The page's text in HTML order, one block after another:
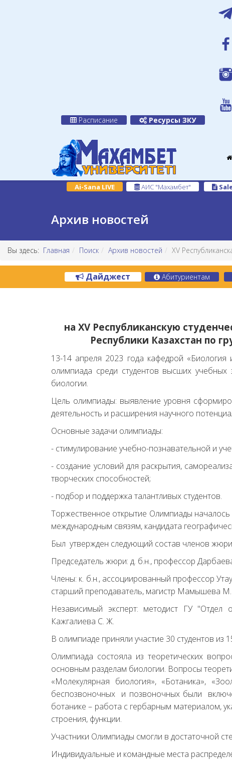
Расписание Ресурсы ЗКУ
Ai-Sana LIVE АИС "Махамбет"
Архив новостей
Вы здесь: Главная Поиск Архив новостей XV
Дайджест Абитуриентам
на XV Республиканскую
Республики Казахстан по
13-14 апреля 2023 года кафедрой «Биология
олимпиада среди студентов высших учебных
биологии.
Цель олимпиады: выявление уровня
деятельность и расширения научного
Основные задачи олимпиады:
- стимулирование учебно-познавательной и
- создание условий для раскрытия,
творческих способностей;
- подбор и поддержка талантливых студентов.
Торжественное открытие Олимпиады началось
международным связям, кандидата
Был утвержден следующий состав членов
Председатель жюри: д. б.н., профессор
Члены: к. б.н., ассоциированный профессор
старший преподаватель, магистр Мамышева М.
Независимый эксперт: методист ГУ "Отдел
Кажгалиева С. Ж.
В олимпиаде приняли участие 30 студентов из
Олимпиада состояла из теоретических
основным разделам биологии. Вопросы
«Молекулярная биология», «Ботаника»,
беспозвоночных и позвоночных были
ботанике – работа с гербарным материалом,
строения, функции.
Участники Олимпиады смогли в достаточной
Индивидуальные и командные места